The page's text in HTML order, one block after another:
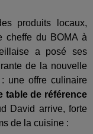
produits locaux,
cheffe du BOMA à
a posé ses
de la nouvelle
une offre culinaire
table de référence
David arrive, forte
de la cuisine :